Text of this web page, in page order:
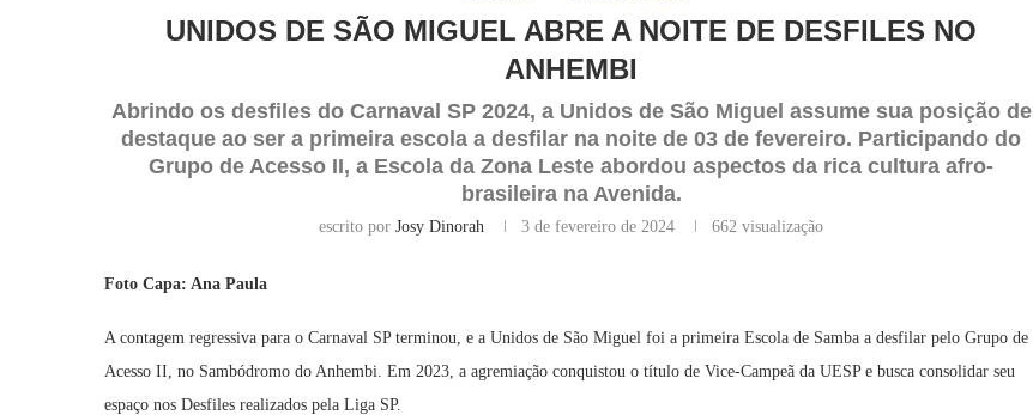
UNIDOS DE SÃO MIGUEL ABRE A NOITE DE DESFILES NO
ANHEMBI
Abrindo os desfiles do Carnaval SP 2024, a Unidos de São Miguel assume sua posição de
destaque ao ser a primeira escola a desfilar na noite de 03 de fevereiro. Participando do
Grupo de Acesso II, a Escola da Zona Leste abordou aspectos da rica cultura afro-
brasileira na Avenida.
escrito porJosy Dinorah 3 de fevereiro de 2024 662 visualização
Foto Capa: Ana Paula
A contagem regressiva para o Carnaval SP terminou, e a Unidos de São Miguel foi a primeira Escola de Samba a desfilar pelo Grupo de
Acesso II, no Sambódromo do Anhembi. Em 2023, a agremiação conquistou o título de Vice-Campeã da UESP e busca consolidar seu
espaço nos Desfiles realizados pela Liga SP.